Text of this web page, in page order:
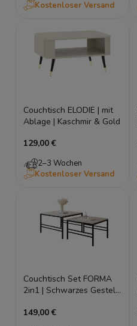
Kostenloser Versand
Couchtisch ELODIE | mit
Ablage | Kaschmir & Gold
129,00 €
2–3 Wochen
Kostenloser Versand
Couchtisch Set FORMA
2in1 | Schwarzes Gestell
149,00 €